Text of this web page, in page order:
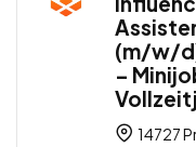
(m/w/
–
14727